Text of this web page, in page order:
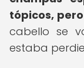
tópicos,
cabello se
estaba